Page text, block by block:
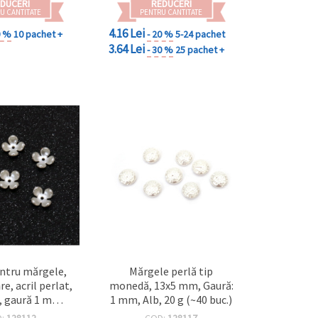
CANTITATE
%10 pachet +
REDUCERI
PENTRU CANTITATE
4.16 Lei- 20 %5-24 pachet
3.64 Lei- 30 % 25 pachet +
mărgele,
acril perlat,
gaură 1 mm,
set 10 buc.
Mărgele perlă tip
monedă, 13x5 mm, Gaură:
1 mm, Alb, 20 g (~40 buc.)